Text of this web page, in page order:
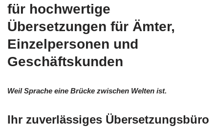
für hochwertige
Übersetzungen für Ämter,
Einzelpersonen und
Geschäftskunden
Weil Sprache eine Brücke zwischen Welten ist.
Ihr zuverlässiges Übersetzungsbüro